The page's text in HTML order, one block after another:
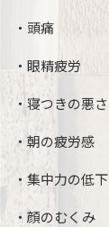
・頭痛
・眼精疲労
・寝つきの悪さ
・朝の疲労感
・集中力の低下
・顔のむくみ